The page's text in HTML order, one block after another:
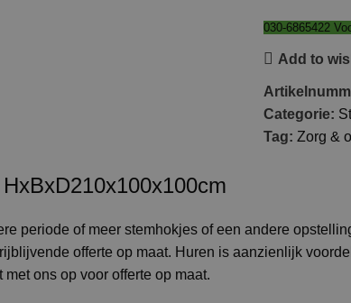
030-6865422
Add to
Categorie:
Tag: Zorg &
periode of meer stemhokjes of een andere
offerte op maat. Huren is aanzienlijk
ons op voor offerte op maat.